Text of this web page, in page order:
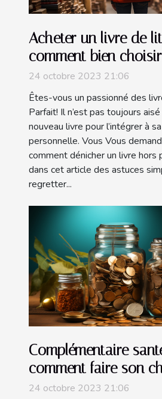
Acheter un livre de
comment bien
24 octobre 2023 21:06
Êtes-vous un passionné des
Parfait! Il n’est pas toujours aisé
nouveau livre pour l’intégrer à
personnelle. Vous Vous
comment dénicher un livre hors
dans cet article des astuces
regretter...
Complémentaire
comment faire son
24 octobre 2023 21:06